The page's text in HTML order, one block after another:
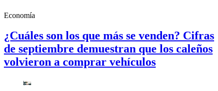
Economía
¿Cuáles son los que más se venden? Cifras
de septiembre demuestran que los caleños
volvieron a comprar vehículos